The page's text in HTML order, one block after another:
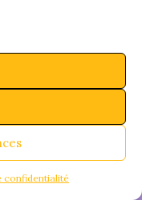
confidentialité